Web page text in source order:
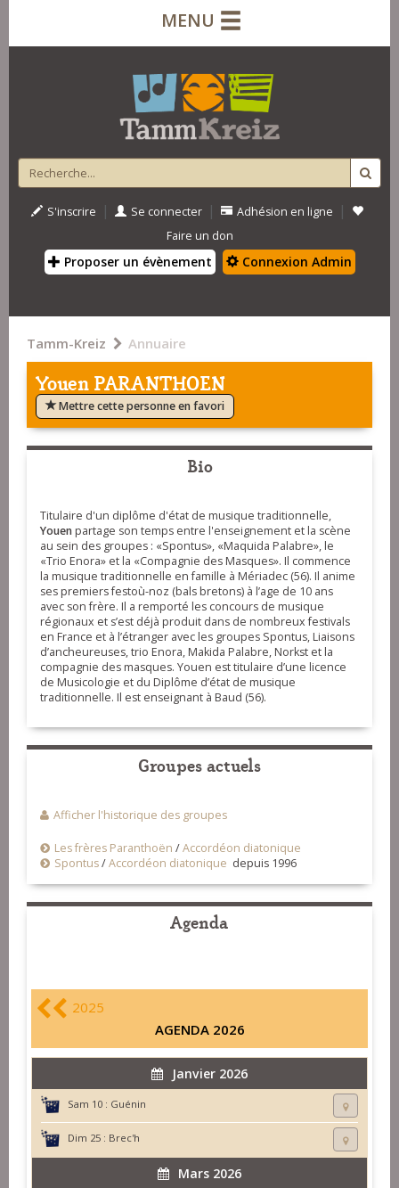
MENU
S'inscrire | Se connecter | Adhésion en ligne |
Faire un don
Proposer un évènement Connexion Admin
Tamm-Kreiz Annuaire
Youen PARANTHOEN
Mettre cette personne en favori
Bio
Titulaire d'un diplôme d'état de musique traditionnelle,
Youen partage son temps entre l'enseignement et la scène
au sein des groupes : «Spontus», «Maquida Palabre», le
«Trio Enora» et la «Compagnie des Masques». Il commence
la musique traditionnelle en famille à Mériadec (56). Il anime
ses premiers festoù-noz (bals bretons) à l’age de 10 ans
avec son frère. Il a remporté les concours de musique
régionaux et s’est déjà produit dans de nombreux festivals
en France et à l’étranger avec les groupes Spontus, Liaisons
d’ancheureuses, trio Enora, Makida Palabre, Norkst et la
compagnie des masques. Youen est titulaire d’une licence
de Musicologie et du Diplôme d’état de musique
traditionnelle. Il est enseignant à Baud (56).
Groupes actuels
Afficher l'historique des groupes
Les frères Paranthoën /Accordéon diatonique
Spontus/Accordéon diatonique depuis 1996
Agenda
2025
AGENDA 2026
Janvier 2026
Sam 10 : Guénin
Dim 25 : Brec'h
Mars 2026